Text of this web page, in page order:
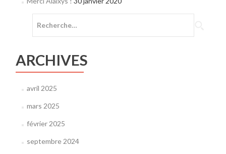
ARCHIVES
avril 2025
mars 2025
février 2025
septembre 2024